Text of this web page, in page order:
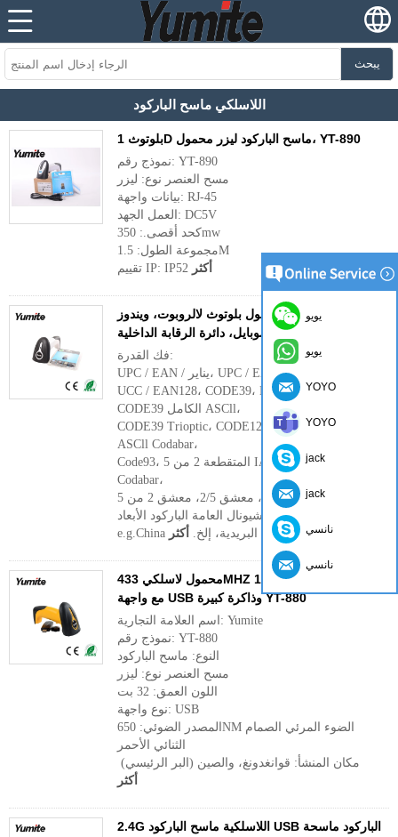
يبحث
اللاسلكي ماسح الباركود
بلوتوث 1D ماسح الباركود ليزر محمول، YT-890
نموذج رقم: YT-890
مسح العنصر نوع: ليزر
بيانات واجهة: RJ-45
العمل الجهد: DC5V
كحد أقصى.: 350mw
مجموعة الطول: 1.5M
تقييم IP: IP52 أكثر
عرة ماسح الباركود المحمول بلوتوث لالروبوت، ويندوز
موبايل، دائرة الرقابة الداخلية YT-890
فك القدرة:
UCC / EAN128، CODE39، MSI، Code11،
CODE39 الكامل ASCll،
CODE39 Trioptic، CODE128، CODE128 الكامل
ASCll Codabar،
Code93، المتقطعة 2 من 5 IATA، RSSvanrians،
Codabar،
إنترناشيونال العامة الباركود الأبعاد،
e.g.China رمز الخدمة البريدية، إلخ. أكثر
محمول لاسلكي 433MHZ 1D ماسح الباركود الليزر
مع واجهة USB وذاكرة كبيرة YT-880
اسم العلامة التجارية: Yumite
نموذج رقم: YT-880
النوع: ماسح الباركود
مسح العنصر نوع: ليزر
اللون العمق: 32 بت
نوع واجهة: USB
المصدر الضوئي: 650NM الضوء المرئي الصمام
الثنائي الأحمر
مكان المنشأ: قوانغدونغ، والصين (البر الرئيسي)
أكثر
2.4G اللاسلكية ماسح الباركود USB الباركود ماسحة
يويو
يويو
YOYO
YOYO
jack
jack
نانسي
نانسي